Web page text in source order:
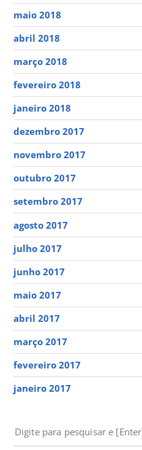
maio 2018
abril 2018
março 2018
fevereiro 2018
janeiro 2018
dezembro 2017
novembro 2017
outubro 2017
setembro 2017
agosto 2017
julho 2017
junho 2017
maio 2017
abril 2017
março 2017
fevereiro 2017
janeiro 2017
PESQUISAR